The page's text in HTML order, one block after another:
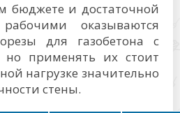
бюджете и достаточной
оказываются
для газобетона с
но применять их стоит
нагрузке значительно
стены.